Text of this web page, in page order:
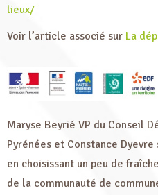
lieux/
Voir l’article associé sur La
Maryse Beyrié VP du Conseil
Pyrénées et Constance
en choisissant un peu de
de la communauté de